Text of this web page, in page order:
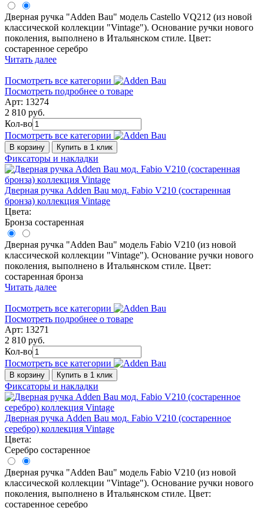
Дверная ручка "Adden Bau" модель Castello VQ212 (из новой
классической коллекции "Vintage"). Основание ручки нового
поколения, выполнено в Итальянском стиле. Цвет:
состаренное серебро
Читать далее
Посмотреть все категории
Посмотреть подробнее о товаре
Арт: 13274
2 810 руб.
Кол-во
Посмотреть все категории
В корзину Купить в 1 клик
Фиксаторы и накладки
Дверная ручка Adden Bau мод. Fabio V210 (состаренная
бронза) коллекция Vintage
Цвета:
Бронза состаренная
Дверная ручка "Adden Bau" модель Fabio V210 (из новой
классической коллекции "Vintage"). Основание ручки нового
поколения, выполнено в Итальянском стиле. Цвет:
состаренная бронза
Читать далее
Посмотреть все категории
Посмотреть подробнее о товаре
Арт: 13271
2 810 руб.
Кол-во
Посмотреть все категории
В корзину Купить в 1 клик
Фиксаторы и накладки
Дверная ручка Adden Bau мод. Fabio V210 (состаренное
серебро) коллекция Vintage
Цвета:
Серебро состаренное
Дверная ручка "Adden Bau" модель Fabio V210 (из новой
классической коллекции "Vintage"). Основание ручки нового
поколения, выполнено в Итальянском стиле. Цвет:
состаренное серебро